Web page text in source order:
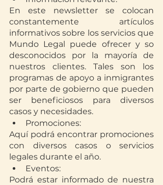
En este newsletter se colocan
constantemente artículos
informativos sobre los servicios que
Mundo Legal puede ofrecer y so
desconocidos por la mayoría de
nuestros clientes. Tales son los
programas de apoyo a inmigrantes
por parte de gobierno que pueden
ser beneficiosos para diversos
casos y necesidades.
Promociones:
Aquí podrá encontrar promociones
con diversos casos o servicios
legales durante el año.
Eventos:
Podrá estar informado de nuestra